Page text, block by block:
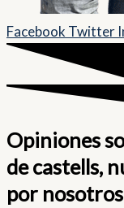
Facebook Twitter
Opiniones
de castells,
por nosotros